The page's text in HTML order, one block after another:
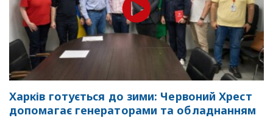
Харків готується до зими: Червоний Хрест
допомагає генераторами та обладнанням